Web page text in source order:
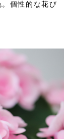
個性的な花び